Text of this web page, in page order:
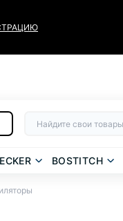
BOSTITCH